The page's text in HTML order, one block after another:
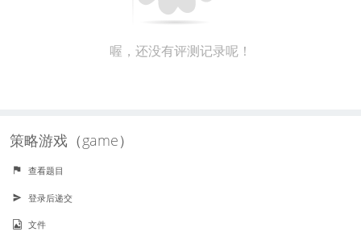
喔，还没有评测记录呢！
策略游戏（game）
查看题目
登录后递交
文件